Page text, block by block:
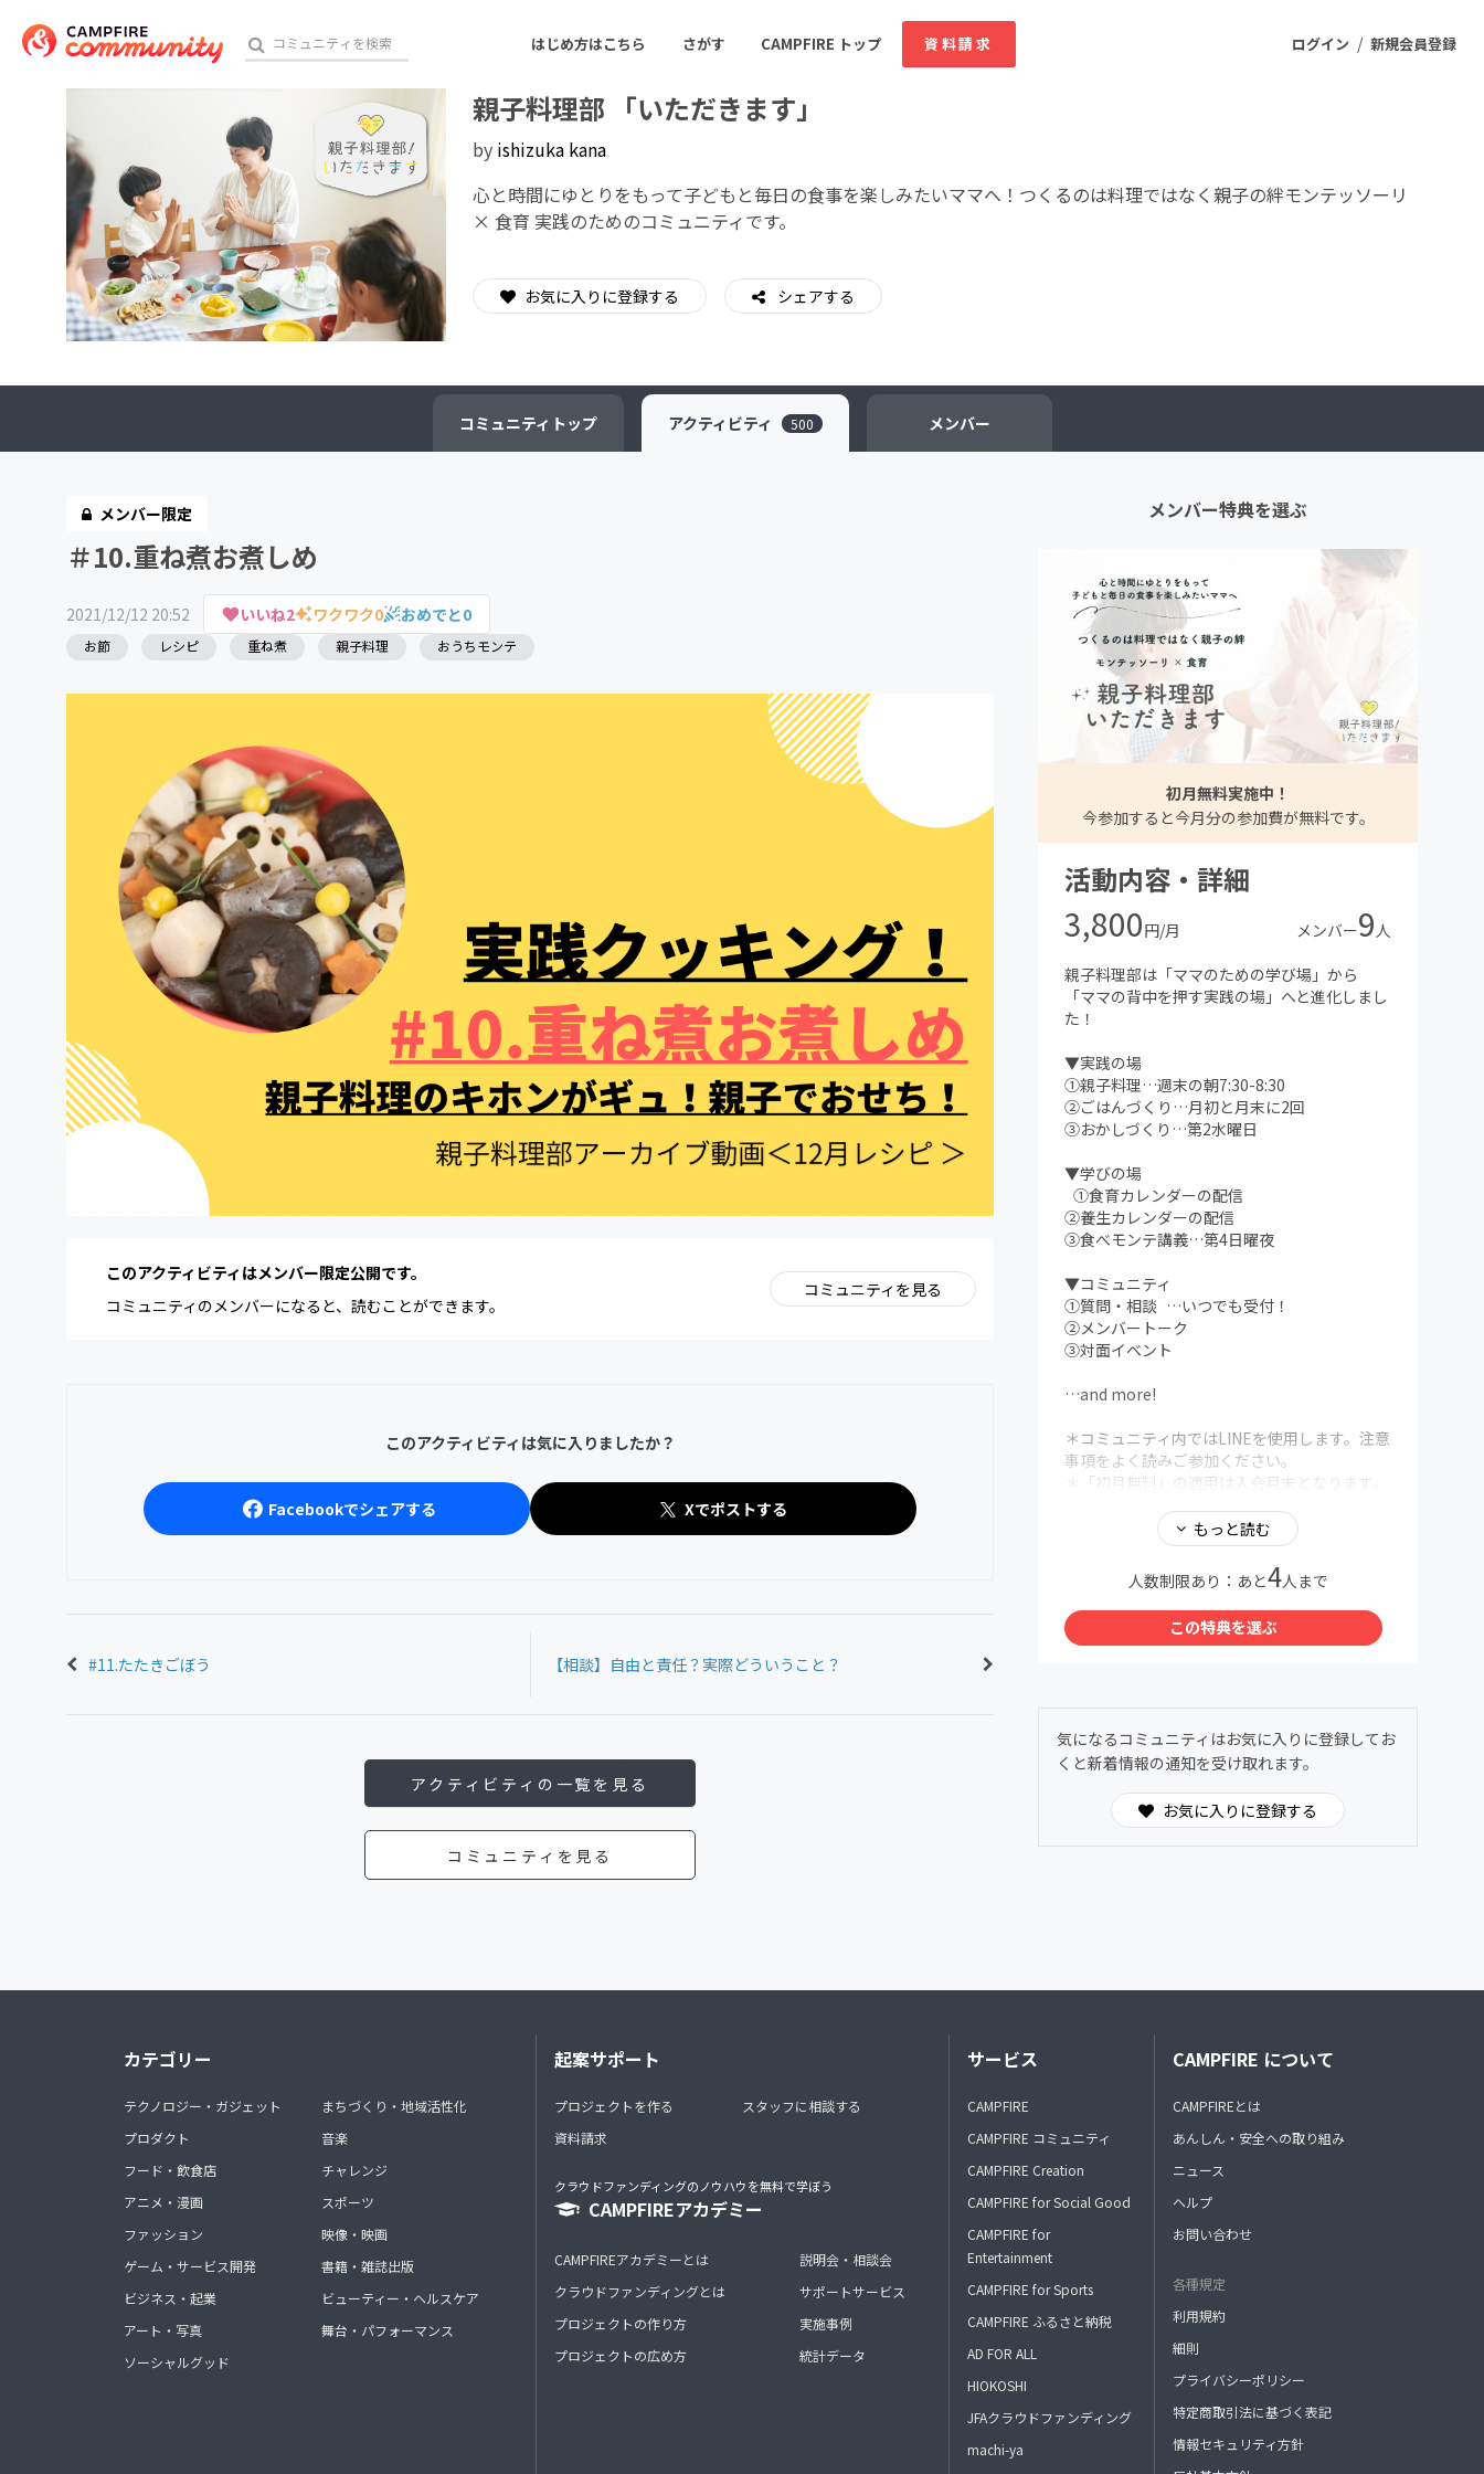
ログイン / 新規会員登録
はじめ方はこちら さがす CAMPFIRE トップ 資料請求
おすすめのコミュニティ 人気のコミュニティ 新着のコミュニティ
アート・写真
テクノロジー・ガジェット
ゲーム・サービス開発 フード・飲食店
ソーシャルグッド ビューティー・ヘルスケア
チャレンジ
親子料理部 「いただきます」
by ishizuka kana
心と時間にゆとりをもって子どもと毎日の食事を楽しみたいママへ！つくるのは料理ではなく親子の絆モンテッソーリ
× 食育 実践のためのコミュニティです。
お気に入りに登録する シェアする
コミュニティ トップ アクティビティ 500 メンバー
メンバー限定
＃10.重ね煮お煮しめ
2021/12/12 20:52 いいね2 ワクワク0 おめでと0
お節 レシピ 重ね煮 親子料理 おうちモンテ
このアクティビティはメンバー限定公開です。
コミュニティのメンバーになると、読むことができます。
コミュニティを見る
このアクティビティは気に入りましたか？
Facebookでシェアする Xでポストする
#11.たたきごぼう 【相談】自由と責任？実際どういうこと？
アクティビティの一覧を見る
コミュニティを見る
メンバー特典を選ぶ
初月無料実施中！
今参加すると今月分の参加費が無料です。
活動内容・詳細
3,800円/月 メンバー9 人
親子料理部は「ママのための学び場」から
「ママの背中を押す実践の場」へと進化しまし
た！
▼実践の場
①親子料理…週末の朝7:30-8:30
②ごはんづくり…月初と月末に2回
③おかしづくり…第2水曜日
▼学びの場
①食育カレンダーの配信
②養生カレンダーの配信
③食べモンテ講義…第4日曜夜
▼コミュニティ
①質問・相談 …いつでも受付！
②メンバートーク
③対面イベント
…and more!
＊コミュニティ内ではLINEを使用します。注意
事項をよく読みご参加ください。
＊「初月無料」の適用は入会月末となります。
＊不明点は親子料理部事務局までお気軽にお問
い合わせください
親子料理部事務局公式LINE
https://lin.ee/GnmnXQs
＜この特典を選ぶ＞をタップすると参加手続き
もっと読む
人数制限あり：あと4人まで
この特典を選ぶ
気になるコミュニティはお気に入りに登録してお
くと新着情報の通知を受け取れます。
お気に入りに登録する
カテゴリー
テクノロジー・ガジェット
プロダクト
フード・飲食店
アニメ・漫画
ファッション
ゲーム・サービス開発
ビジネス・起業
アート・写真
ソーシャルグッド
まちづくり・地域活性化
音楽
チャレンジ
スポーツ
映像・映画
書籍・雑誌出版
ビューティー・ヘルスケア
舞台・パフォーマンス
起案サポート
プロジェクトを作る
資料請求
スタッフに相談する
クラウドファンディングのノウハウを無料で学ぼう
CAMPFIREアカデミー
CAMPFIREアカデミーとは
クラウドファンディングとは
プロジェクトの作り方
プロジェクトの広め方
説明会・相談会
サポートサービス
実施事例
統計データ
サービス
CAMPFIRE
CAMPFIRE コミュニティ
CAMPFIRE Creation
CAMPFIRE for Social Good
CAMPFIRE for
Entertainment
CAMPFIRE for Sports
CAMPFIRE ふるさと納税
AD FOR ALL
HIOKOSHI
JFAクラウドファンディング
machi-ya
CAMPFIRE について
CAMPFIREとは
あんしん・安全への取り組み
ニュース
ヘルプ
お問い合わせ
各種規定
利用規約
細則
プライバシーポリシー
特定商取引法に基づく表記
情報セキュリティ方針